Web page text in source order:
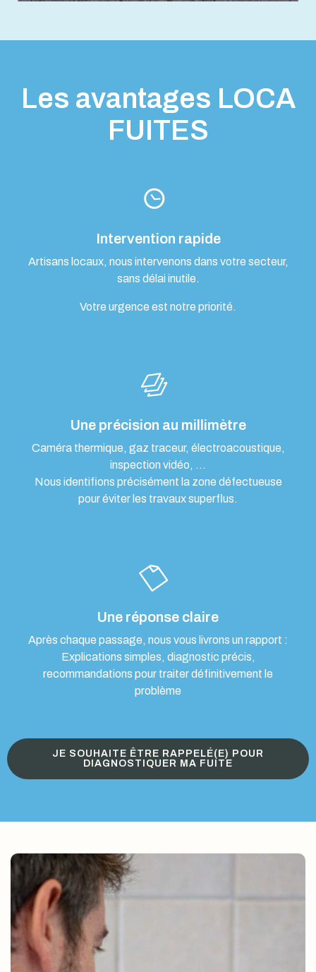
Les avantages LOCA
FUITES
Intervention rapide
Artisans locaux, nous intervenons dans votre secteur,
sans délai inutile.
Votre urgence est notre priorité.
Une précision au millimètre
Caméra thermique, gaz traceur, électroacoustique,
inspection vidéo, …
Nous identifions précisément la zone défectueuse
pour éviter les travaux superflus.
Une réponse claire
Après chaque passage, nous vous livrons un rapport :
Explications simples, diagnostic précis,
recommandations pour traiter définitivement le
problème
JE SOUHAITE ÊTRE RAPPELÉ(E) POUR
DIAGNOSTIQUER MA FUITE